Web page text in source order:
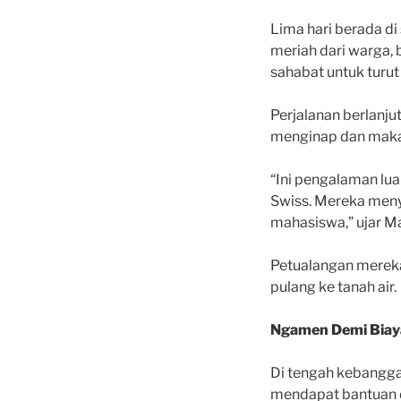
Lima hari berada
meriah dari warga,
sahabat untuk
Perjalanan
menginap dan
“Ini pengalaman
Swiss. Mereka
mahasiswa,” ujar
Petualangan
pulang ke tanah air.
Ngamen Demi
Di tengah
mendapat bantuan